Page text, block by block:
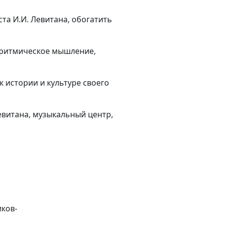
И.И. Левитана, обогатить
мышление,
истории и культуре своего
музыкальный центр,